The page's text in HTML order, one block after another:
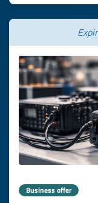
Business offer